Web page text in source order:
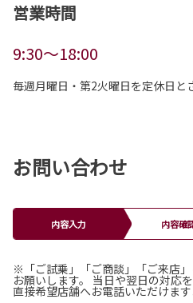
営業時間
9:30～18:00
毎週月曜日・第2火曜日を定休日と
お問い合わせ
内容入力 内容確
※「ご試乗」「ご商談」「ご来店
お願いします。 当日や翌日の対応
直接希望店舗へお電話いただけます